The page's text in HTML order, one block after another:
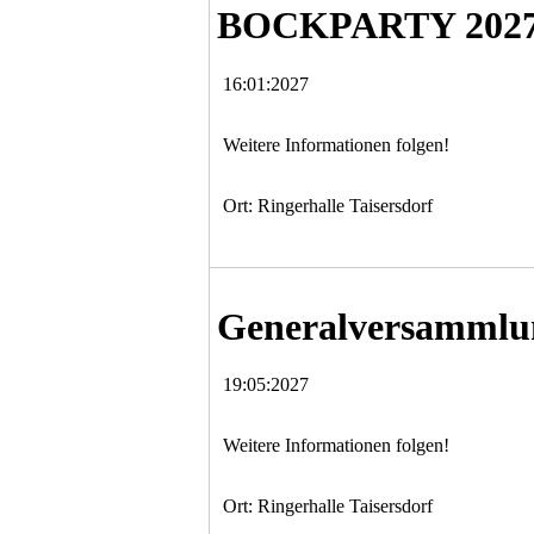
BOCKPARTY
16:01:2027
Weitere Informationen folgen!
Ort: Ringerhalle Taisersdorf
19:05:2027
Weitere Informationen folgen!
Ort: Ringerhalle Taisersdorf